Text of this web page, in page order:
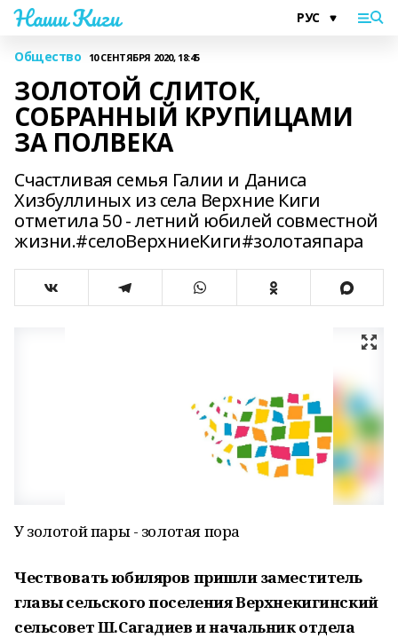
Наши Киги
Общество 10 СЕНТЯБРЯ 2020, 18:45
ЗОЛОТОЙ СЛИТОК,
СОБРАННЫЙ КРУПИЦАМИ
ЗА ПОЛВЕКА
Счастливая семья Галии и Даниса
Хизбуллиных из села Верхние Киги
отметила 50 - летний юбилей совместной
жизни.#селоВерхниеКиги#золотаяпара
У золотой пары - золотая пора
Чествовать юбиляров пришли заместитель
главы сельского поселения Верхнекигинский
сельсовет Ш.Сагадиев и начальник отдела